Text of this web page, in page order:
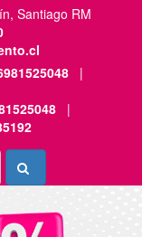
Santiago RM
|
|